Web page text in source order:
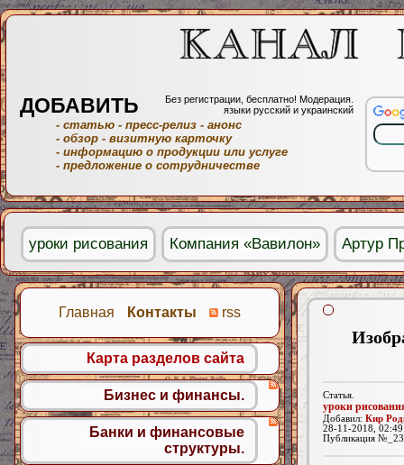
Статья.
уроки
Добавил: Кир
28-11-2018,
Публикация
Главная Контакты rss
Карта разделов сайта
Бизнес и финансы.
Банки и финансовые
структуры.
ДОБАВИТЬ
Без регистрации, бесплатно! Модерация.
языки русский и украинский
- статью - пресс-релиз - анонс
- обзор - визитную карточку
- информацию о продукции или услуге
- предложение о сотрудничестве
уроки рисования Компания «Вавилон» Артур